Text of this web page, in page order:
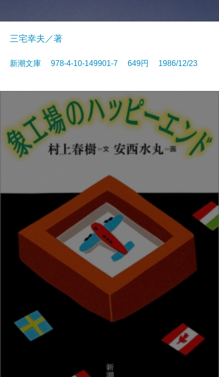
三宅幸夫／著
新潮文庫 978-4-10-149901-7 649円 1986/12/23